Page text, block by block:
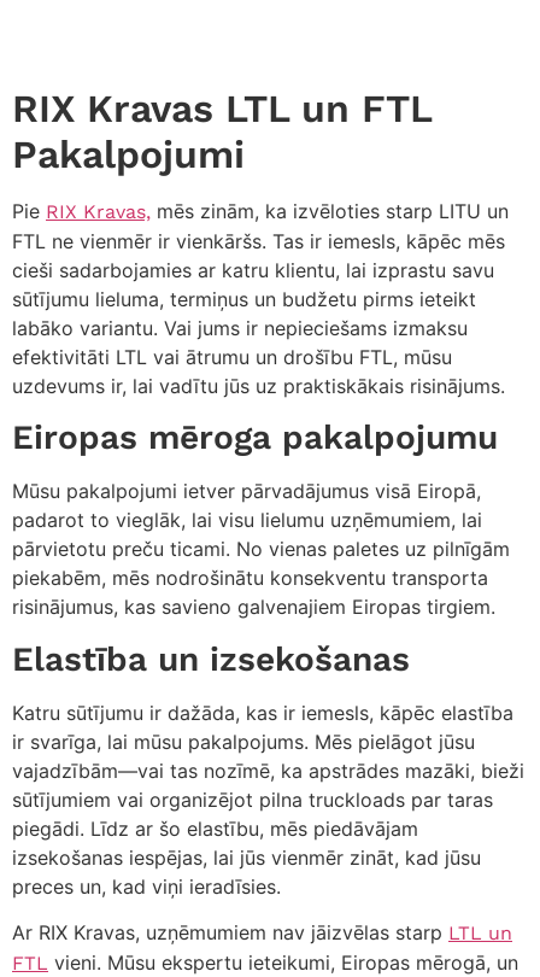
RIX Kravas LTL un FTL
Pakalpojumi
Pie RIX Kravas, mēs zinām, ka izvēloties starp LITU un
FTL ne vienmēr ir vienkāršs. Tas ir iemesls, kāpēc mēs
cieši sadarbojamies ar katru klientu, lai izprastu savu
sūtījumu lieluma, termiņus un budžetu pirms ieteikt
labāko variantu. Vai jums ir nepieciešams izmaksu
efektivitāti LTL vai ātrumu un drošību FTL, mūsu
uzdevums ir, lai vadītu jūs uz praktiskākais risinājums.
Eiropas mēroga pakalpojumu
Mūsu pakalpojumi ietver pārvadājumus visā Eiropā,
padarot to vieglāk, lai visu lielumu uzņēmumiem, lai
pārvietotu preču ticami. No vienas paletes uz pilnīgām
piekabēm, mēs nodrošinātu konsekventu transporta
risinājumus, kas savieno galvenajiem Eiropas tirgiem.
Elastība un izsekošanas
Katru sūtījumu ir dažāda, kas ir iemesls, kāpēc elastība
ir svarīga, lai mūsu pakalpojums. Mēs pielāgot jūsu
vajadzībām—vai tas nozīmē, ka apstrādes mazāki, bieži
sūtījumiem vai organizējot pilna truckloads par taras
piegādi. Līdz ar šo elastību, mēs piedāvājam
izsekošanas iespējas, lai jūs vienmēr zināt, kad jūsu
preces un, kad viņi ieradīsies.
Ar RIX Kravas, uzņēmumiem nav jāizvēlas starp LTL un
FTL vieni. Mūsu ekspertu ieteikumi, Eiropas mērogā, un